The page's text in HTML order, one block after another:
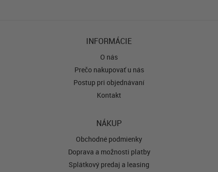
INFORMÁCIE
O nás
Prečo nakupovať u nás
Postup pri objednávaní
Kontakt
NÁKUP
Obchodné podmienky
Doprava a možnosti platby
Splátkový predaj a leasing